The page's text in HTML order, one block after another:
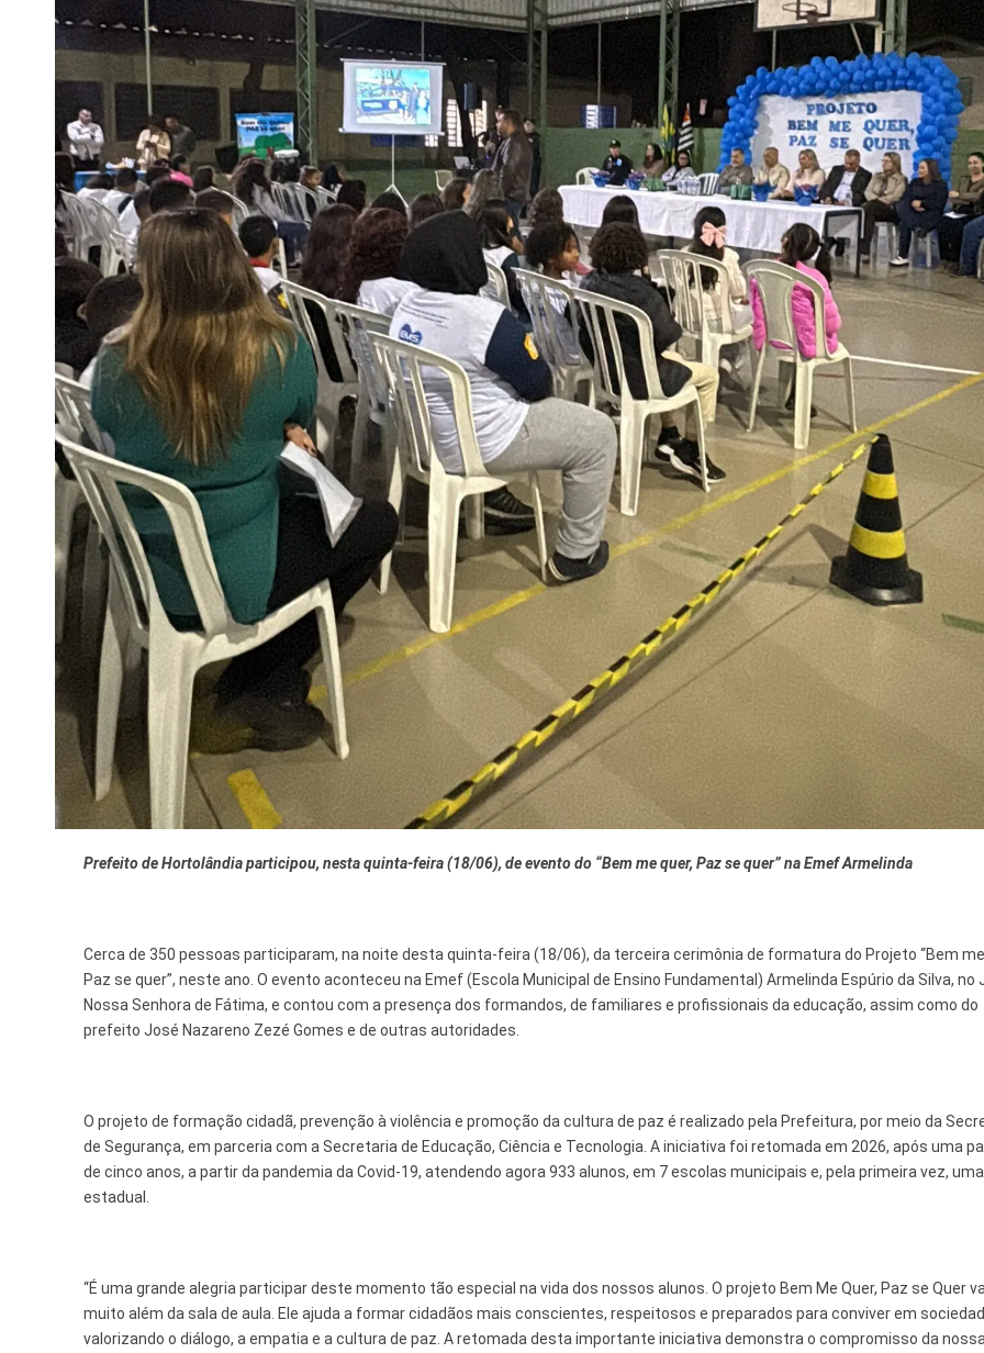
Governo
Habitação
Inclusão e Desenvolvimento Social
Meio Ambiente, Desenvolvimento Sustentável e Assuntos Climáticos
Mobilidade Urbana
Obras
Planejamento Urbano e Gestão Estratégica
Saúde
Segurança Pública
Serviços Urbanos
Tecnologia e Inovação
Prefeito de Hortolândia participou, nesta quinta-feira (18/06), de evento do “Bem me quer, Paz se quer” na Emef Armelinda
Cerca de 350 pessoas participaram, na noite desta quinta-feira (18/06), da terceira cerimônia de formatura do Projeto “Bem
Paz se quer”, neste ano. O evento aconteceu na Emef (Escola Municipal de Ensino Fundamental) Armelinda Espúrio da Silva, no
Nossa Senhora de Fátima, e contou com a presença dos formandos, de familiares e profissionais da educação, assim como do
prefeito José Nazareno Zezé Gomes e de outras autoridades.
O projeto de formação cidadã, prevenção à violência e promoção da cultura de paz é realizado pela Prefeitura, por meio da
de Segurança, em parceria com a Secretaria de Educação, Ciência e Tecnologia. A iniciativa foi retomada em 2026, após uma
de cinco anos, a partir da pandemia da Covid-19, atendendo agora 933 alunos, em 7 escolas municipais e, pela primeira vez, uma
estadual.
“É uma grande alegria participar deste momento tão especial na vida dos nossos alunos. O projeto Bem Me Quer, Paz se Quer
muito além da sala de aula. Ele ajuda a formar cidadãos mais conscientes, respeitosos e preparados para conviver em
valorizando o diálogo, a empatia e a cultura de paz. A retomada desta importante iniciativa demonstra o compromisso da nossa